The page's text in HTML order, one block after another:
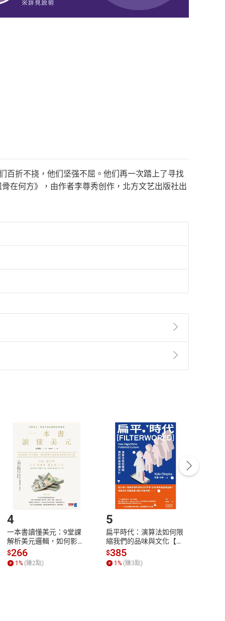
百折不挠，他们坚强不屈。他们再一次踏上了寻找
在何方》，由作者李尊秀创作，北方文艺出版社出
第2條第5款之規定，「非以有形媒介提供之數位
點選「瀏覽訂單明細」 「申請取消訂單/退
貨。
付款方式
Payment
完成訂單
Complete
號，下載書籍後看書
4
一本書讀懂美元：9堂課
解析美元邏輯，如何影響
全球經濟和每個人的投資
【電子書】
$266
1% (賺2點)
5
扁平時代：演算法如何限
縮我們的品味與文化【電
子書】
$385
1% (賺3點)